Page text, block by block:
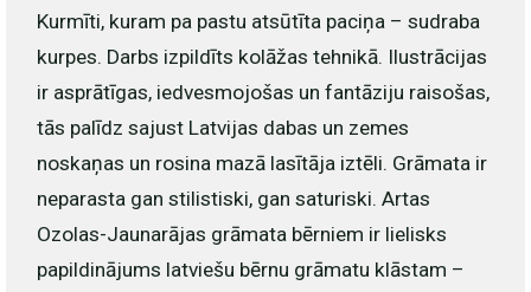
Kurmīti, kuram pa pastu atsūtīta paciņa – sudraba
kurpes. Darbs izpildīts kolāžas tehnikā. Ilustrācijas
ir asprātīgas, iedvesmojošas un fantāziju raisošas,
tās palīdz sajust Latvijas dabas un zemes
noskaņas un rosina mazā lasītāja iztēli. Grāmata ir
neparasta gan stilistiski, gan saturiski. Artas
Ozolas-Jaunarājas grāmata bērniem ir lielisks
papildinājums latviešu bērnu grāmatu klāstam –